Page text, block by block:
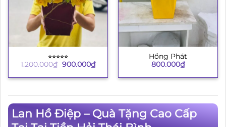
⭐︎⭐︎⭐︎⭐︎⭐︎
1.200.000₫ Giá
là:
900.000₫Giá
hiện
tại
Hồng Phát
800.000₫
Lan Hồ Điệp – Quà Tặng Cao Cấp